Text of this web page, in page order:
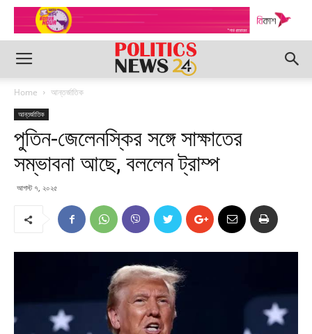
Home আন্তর্জাতিক
আন্তর্জাতিক
পুতিন-জেলেনস্কির সঙ্গে সাক্ষাতের
সম্ভাবনা আছে, বললেন ট্রাম্প
আগস্ট ৭, ২০২৫